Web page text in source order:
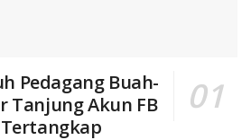
Pedagang Buah-
Tanjung Akun FB